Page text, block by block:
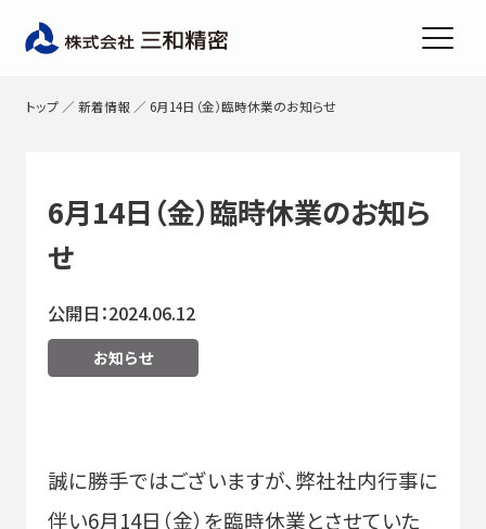
トップ ／ 新着情報 ／ 6月14日（金）臨時休業のお知らせ
6月14日（金）臨時休業のお知ら
せ
公開日：2024.06.12
お知らせ
誠に勝手ではございますが、弊社社内行事に
伴い6月14日（金）を臨時休業とさせていた